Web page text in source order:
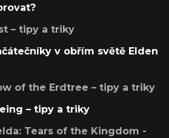
– tipy a triky
v obřím světě Elden
of the Erdtree – tipy a triky
– tipy a triky
Tears of the Kingdom -